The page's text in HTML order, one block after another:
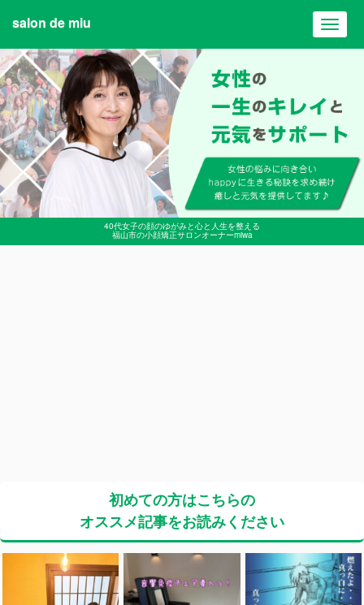
40代女子の顔のゆがみと心と人生を整える
福山市の小顔矯正サロンオーナーmiwa
salon de miu
初めての方はこちらの
オススメ記事をお読みください